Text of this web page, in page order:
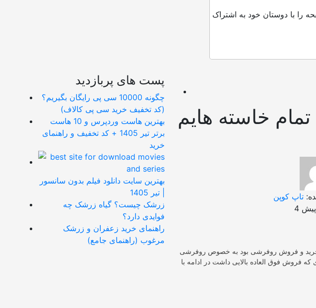
را با دوستان خود به اشتراک
پست های پربازدید
چگونه 10000 سی پی رایگان بگیریم؟
(کد تخفیف خرید سی پی کالاف)
بهترین هاست وردپرس و 10 هاست
برتر تیر 1405 + کد تخفیف و راهنمای
خرید
بهترین سایت دانلود فیلم بدون سانسور
| تیر 1405
زرشک چیست؟ گیاه زرشک چه
فوایدی دارد؟
راهنمای خرید زعفران و زرشک
مرغوب (راهنمای جامع)
خاسته هایم
تاپ کوپن
پیش
خرید و فروش روفرشی بود به خصوص روفرشی
دوشانل و بافتنی در اندازه های مختلف مانند 12 متری که فروش فوق العاده بالایی داشت در ادامه با